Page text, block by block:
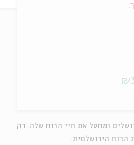
ומחסל את חיי הרוח שלה. רק
הרוח הירושלמית.